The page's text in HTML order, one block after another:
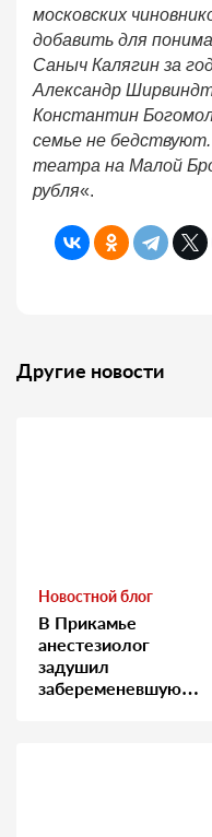
московских
добавить для
Саныч Калягин за
Александр
Константин
семье не бедствуют.
театра на Малой
рубля«.
Другие новости
Новостной блог
В Прикамье
анестезиолог
задушил
забеременевшую